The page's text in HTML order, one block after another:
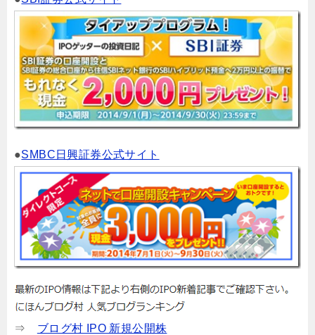
●SMBC日興証券公式サイト
⇒ ブログ村 IPO 新規公開株